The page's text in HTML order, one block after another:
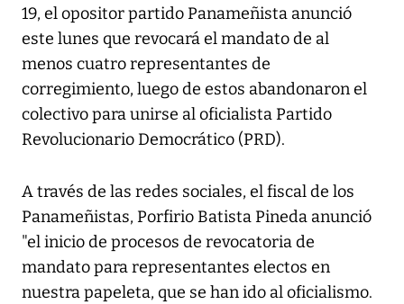
19, el opositor partido Panameñista anunció
este lunes que revocará el mandato de al
menos cuatro representantes de
corregimiento, luego de estos abandonaron el
colectivo para unirse al oficialista Partido
Revolucionario Democrático (PRD).
A través de las redes sociales, el fiscal de los
Panameñistas, Porfirio Batista Pineda anunció
"el inicio de procesos de revocatoria de
mandato para representantes electos en
nuestra papeleta, que se han ido al oficialismo.